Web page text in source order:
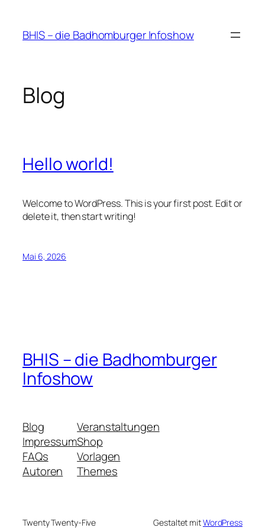
springen
BHIS – die Badhomburger Infoshow
Blog
Hello world!
Welcome to WordPress. This is your first post. Edit or
delete it, then start writing!
Mai 6, 2026
BHIS – die Badhomburger
Infoshow
Blog
Impressum
FAQs
Autoren
Veranstaltungen
Shop
Vorlagen
Themes
Twenty Twenty-Five Gestaltet mitWordPress